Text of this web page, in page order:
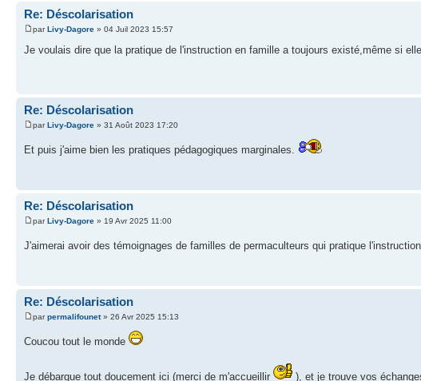
Re: Déscolarisation
parLivy-Dagore » 04 Juil 2023 15:57
Je voulais dire que la pratique de l'instruction en famille a toujours existé,même si
Re: Déscolarisation
parLivy-Dagore » 31 Août 2023 17:20
Et puis j'aime bien les pratiques pédagogiques marginales.
Re: Déscolarisation
parLivy-Dagore » 19 Avr 2025 11:00
J'aimerai avoir des témoignages de familles de permaculteurs qui pratique
Re: Déscolarisation
parpermalifounet» 26 Avr 2025 15:13
Coucou tout le monde
Je débarque tout doucement ici (merci de m'accueillir
), et je trouve vos